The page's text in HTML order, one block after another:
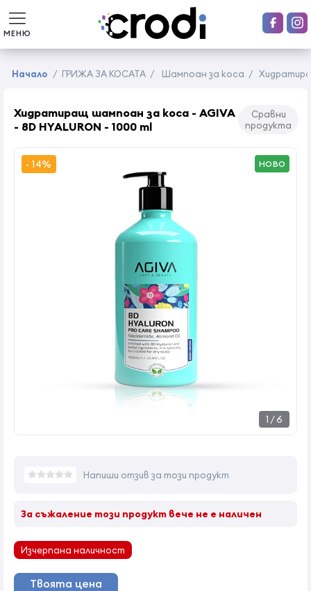
МЕНЮ
Начало / ГРИЖА ЗА КОСАТА / Шампоан за коса /
Хидратиращ шампоан за коса - AGIVA
- 8D HYALURON - 1000 ml
Сравни
продукта
1 /6
- 14% НОВО
Напиши отзив за този продукт
За съжаление този продукт вече не е наличен
Изчерпана наличност
Твоята цена